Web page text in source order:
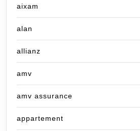
aixam
alan
allianz
amv
amv assurance
appartement